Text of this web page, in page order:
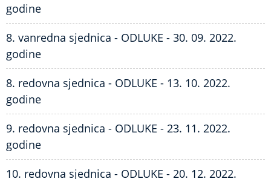
godine
8. vanredna sjednica - ODLUKE - 30. 09. 2022.
godine
8. redovna sjednica - ODLUKE - 13. 10. 2022.
godine
9. redovna sjednica - ODLUKE - 23. 11. 2022.
godine
10. redovna sjednica - ODLUKE - 20. 12. 2022.